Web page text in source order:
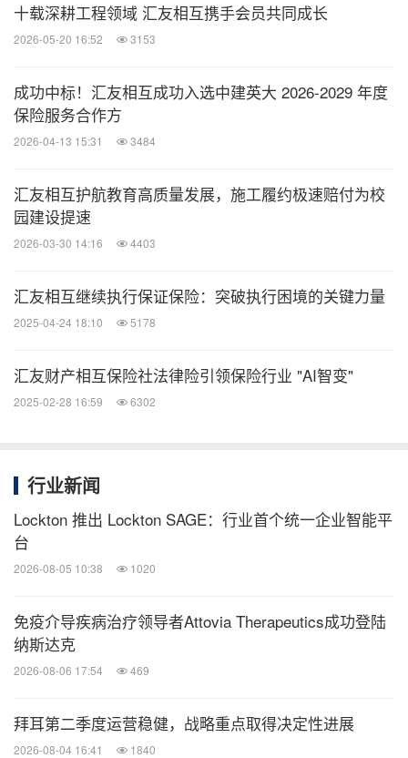
十载深耕工程领域 汇友相互携手会员共同成长
2026-05-20 16:52 3153
成功中标！汇友相互成功入选中建英大 2026-2029 年度
保险服务合作方
2026-04-13 15:31 3484
汇友相互护航教育高质量发展，施工履约极速赔付为校
园建设提速
2026-03-30 14:16 4403
汇友相互继续执行保证保险：突破执行困境的关键力量
2025-04-24 18:10 5178
汇友财产相互保险社法律险引领保险行业 "AI智变"
2025-02-28 16:59 6302
行业新闻
Lockton 推出 Lockton SAGE：行业首个统一企业智能平
台
2026-08-05 10:38 1020
免疫介导疾病治疗领导者Attovia Therapeutics成功登陆
纳斯达克
2026-08-06 17:54 469
拜耳第二季度运营稳健，战略重点取得决定性进展
2026-08-04 16:41 1840